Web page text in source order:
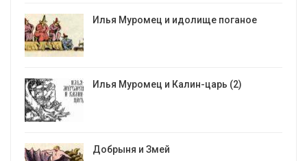
Илья Муромец и идолище поганое
Илья Муромец и Калин-царь (2)
Добрыня и Змей